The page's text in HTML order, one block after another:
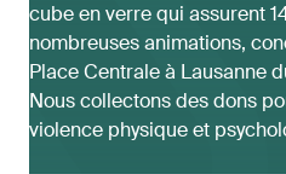
cube en verre qui assurent
nombreuses animations,
Place Centrale à Lausanne
Nous collectons des dons
violence physique et